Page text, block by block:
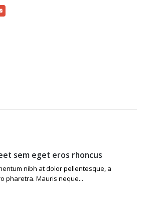
sem eget eros rhoncus
nibh at dolor pellentesque, a
pharetra. Mauris neque...